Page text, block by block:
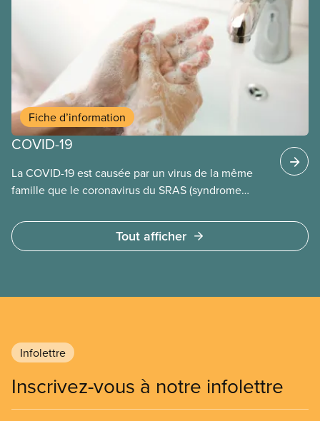
Fiche d’information
COVID-19
La COVID-19 est causée par un virus de la même
famille que le coronavirus du SRAS (syndrome
Tout afficher
Infolettre
Inscrivez-vous à notre infolettre